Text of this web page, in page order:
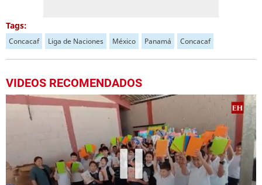
Tags:
Concacaf Liga de Naciones México Panamá Concacaf
VIDEOS RECOMENDADOS